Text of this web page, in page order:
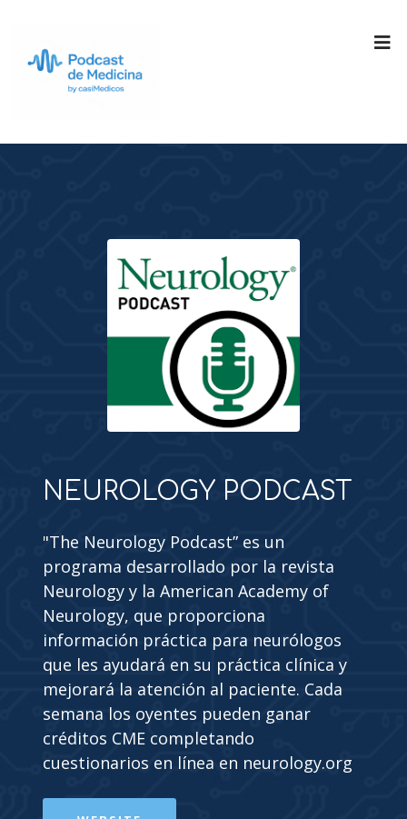
NEUROLOGY PODCAST
"The Neurology Podcast” es un
programa desarrollado por la revista
Neurology y la American Academy of
Neurology, que proporciona
información práctica para neurólogos
que les ayudará en su práctica clínica y
mejorará la atención al paciente. Cada
semana los oyentes pueden ganar
créditos CME completando
cuestionarios en línea en neurology.org